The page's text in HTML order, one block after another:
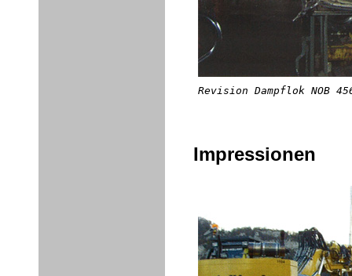
Revision Dampflok NOB
Impressionen